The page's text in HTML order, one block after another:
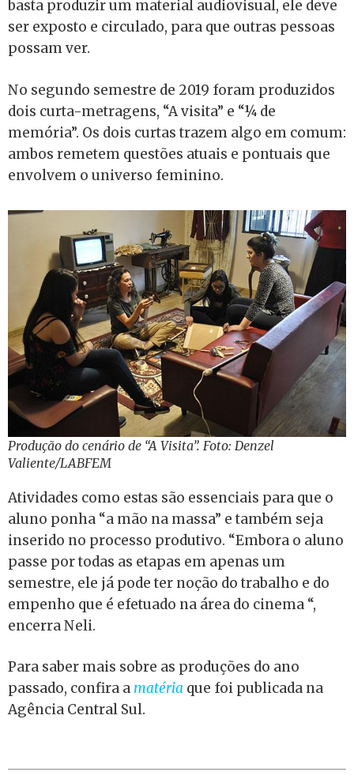
basta produzir um material audiovisual, ele deve
ser exposto e circulado, para que outras pessoas
possam ver.
No segundo semestre de 2019 foram produzidos
dois curta-metragens, “A visita” e “¼ de
memória”. Os dois curtas trazem algo em comum:
ambos remetem questões atuais e pontuais que
envolvem o universo feminino.
Produção do cenário de “A Visita”. Foto: Denzel
Valiente/LABFEM
Atividades como estas são essenciais para que o
aluno ponha “a mão na massa” e também seja
inserido no processo produtivo. “Embora o aluno
passe por todas as etapas em apenas um
semestre, ele já pode ter noção do trabalho e do
empenho que é efetuado na área do cinema “,
encerra Neli.
Para saber mais sobre as produções do ano
passado, confira amatéria que foi publicada na
Agência Central Sul.